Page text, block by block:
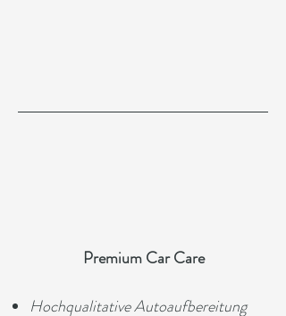
Premium Car Care
Hochqualitative Autoaufbereitung